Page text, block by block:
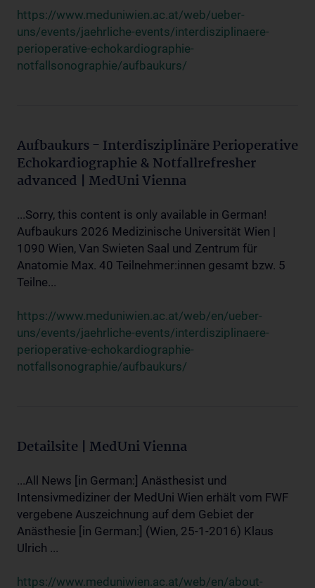
https://www.meduniwien.ac.at/web/ueber-
uns/events/jaehrliche-events/interdisziplinaere-
perioperative-echokardiographie-
notfallsonographie/aufbaukurs/
Aufbaukurs - Interdisziplinäre Perioperative
Echokardiographie & Notfallrefresher
advanced | MedUni Vienna
...Sorry, this content is only available in German!
Aufbaukurs 2026 Medizinische Universität Wien |
1090 Wien, Van Swieten Saal und Zentrum für
Anatomie Max. 40 Teilnehmer:innen gesamt bzw. 5
Teilne...
https://www.meduniwien.ac.at/web/en/ueber-
uns/events/jaehrliche-events/interdisziplinaere-
perioperative-echokardiographie-
notfallsonographie/aufbaukurs/
Detailsite | MedUni Vienna
...All News [in German:] Anästhesist und
Intensivmediziner der MedUni Wien erhält vom FWF
vergebene Auszeichnung auf dem Gebiet der
Anästhesie [in German:] (Wien, 25-1-2016) Klaus
Ulrich ...
https://www.meduniwien.ac.at/web/en/about-